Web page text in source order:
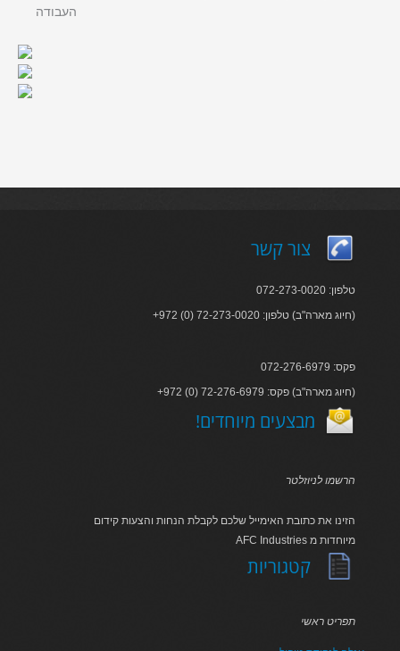
העבודה
צור קשר
טלפון: 072-273-0020
+972 (0) 72-273-0020 :חיוג מארה"ב) טלפון)
פקס: 072-276-6979
+972 (0) 72-276-6979 :חיוג מארה"ב) פקס)
!מבצעים מיוחדים
הרשמו לניוזלטר
הזינו את כתובת האימייל שלכם לקבלת הנחות והצעות קידום
AFC Industries מיוחדות מ
קטגוריות
תפריט ראשי